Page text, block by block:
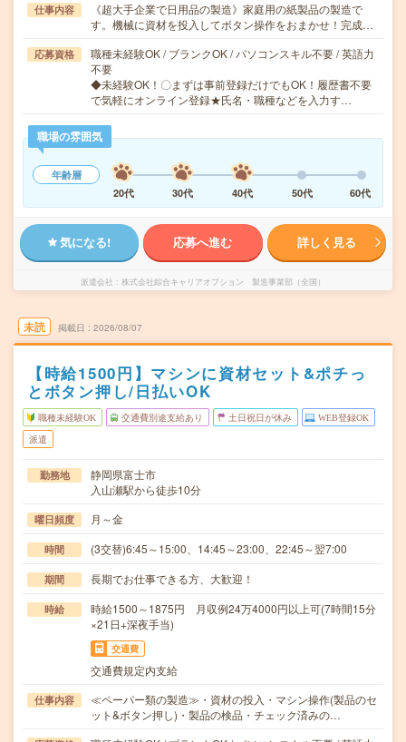
仕事内容
《超大手企業で日用品の製造》家庭用の紙製品の製造で
す。機械に資材を投入してボタン操作をおまかせ！完成…
応募資格
職種未経験OK / ブランクOK / パソコンスキル不要 / 英語力
不要
◆未経験OK！〇まずは事前登録だけでもOK！履歴書不要
で気軽にオンライン登録★氏名・職種などを入力す…
職場の雰囲気
年齢層
20代
30代 40代 50代 60代
気になる! 応募へ進む 詳しく見る
派遣会社 株式会社綜合キャリアオプション 製造事業部（全国）
未読 掲載日 2026/08/07
【時給1500円】マシンに資材セット&ポチっ
とボタン押し/日払いOK
職種未経験OK 交通費別途支給あり 土日祝日が休み WEB登録OK
派遣
勤務地
静岡県富士市
入山瀬駅から徒歩10分
曜日頻度 月～金
時間 (3交替)6:45～15:00、14:45～23:00、22:45～翌7:00
期間 長期でお仕事できる方、大歓迎！
時給
時給1500～1875円 月収例24万4000円以上可(7時間15分
×21日+深夜手当)
交通費
交通費規定内支給
仕事内容
≪ペーパー類の製造≫・資材の投入・マシン操作(製品のセ
ット&ボタン押し)・製品の検品・チェック済みの…